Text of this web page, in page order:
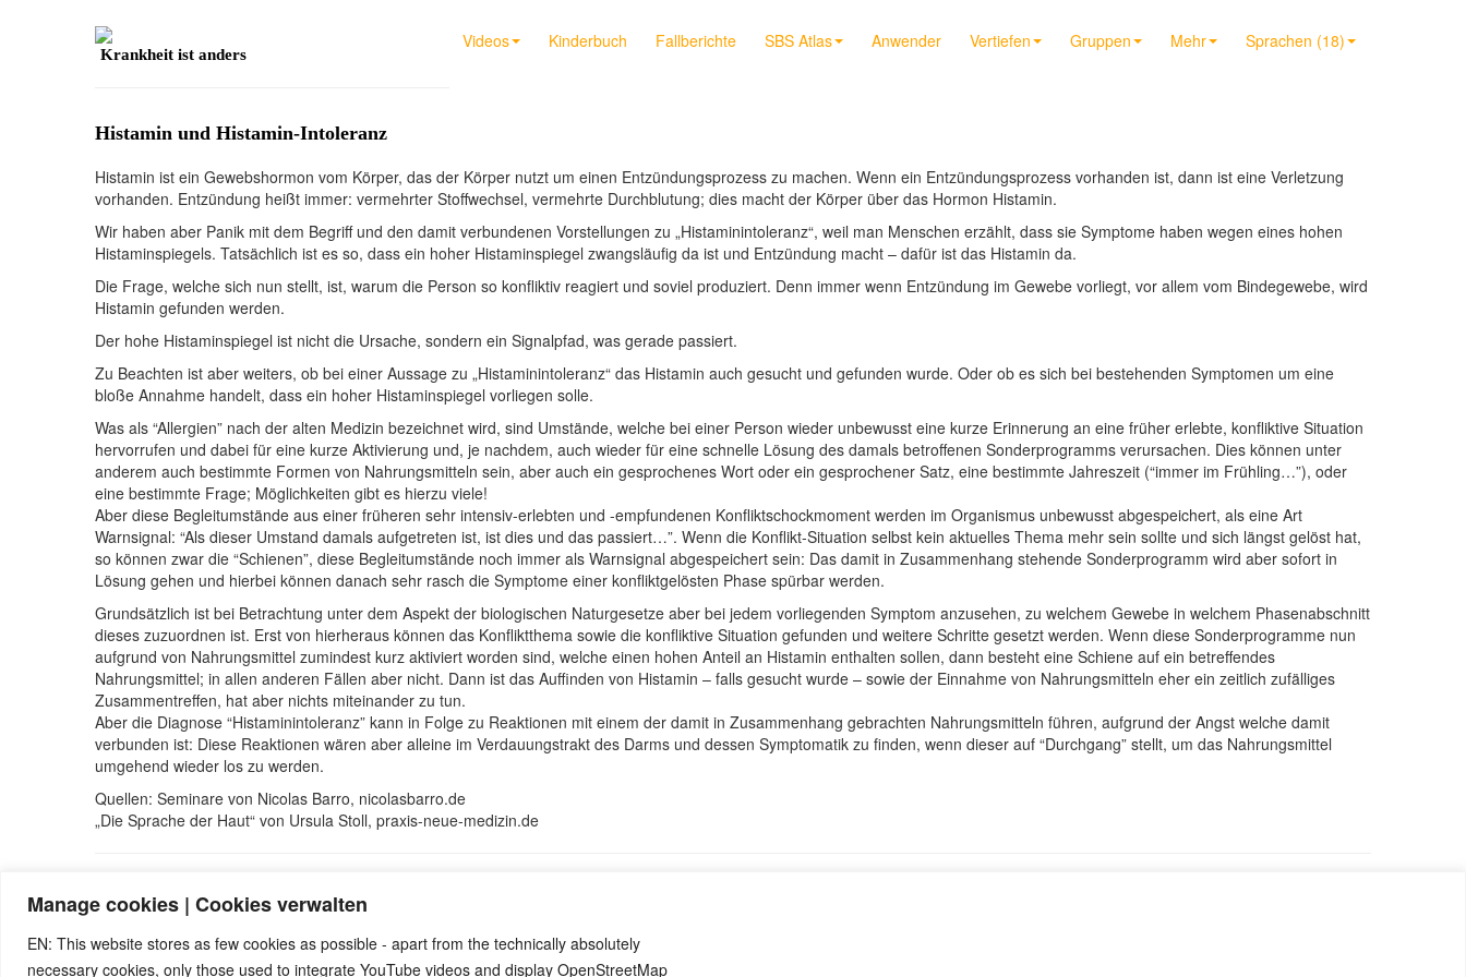
Manage cookies | Cookies verwalten
EN: This website stores as few cookies as possible - apart from the technically absolutely
necessary cookies, only those used to integrate YouTube videos and display OpenStreetMap
Videos Kinderbuch Fallberichte SBS Atlas Anwender Vertiefen Gruppen Mehr Sprachen (18)
Krankheit ist anders
Histamin und Histamin-Intoleranz
Histamin ist ein Gewebshormon vom Körper, das der Körper nutzt um einen Entzündungsprozess zu machen. Wenn ein Entzündungsprozess vorhanden ist, dann ist eine Verletzung
vorhanden. Entzündung heißt immer: vermehrter Stoffwechsel, vermehrte Durchblutung; dies macht der Körper über das Hormon Histamin.
Wir haben aber Panik mit dem Begriff und den damit verbundenen Vorstellungen zu „Histaminintoleranz“, weil man Menschen erzählt, dass sie Symptome haben wegen eines hohen
Histaminspiegels. Tatsächlich ist es so, dass ein hoher Histaminspiegel zwangsläufig da ist und Entzündung macht – dafür ist das Histamin da.
Die Frage, welche sich nun stellt, ist, warum die Person so konfliktiv reagiert und soviel produziert. Denn immer wenn Entzündung im Gewebe vorliegt, vor allem vom Bindegewebe, wird
Histamin gefunden werden.
Der hohe Histaminspiegel ist nicht die Ursache, sondern ein Signalpfad, was gerade passiert.
Zu Beachten ist aber weiters, ob bei einer Aussage zu „Histaminintoleranz“ das Histamin auch gesucht und gefunden wurde. Oder ob es sich bei bestehenden Symptomen um eine
bloße Annahme handelt, dass ein hoher Histaminspiegel vorliegen solle.
Was als “Allergien” nach der alten Medizin bezeichnet wird, sind Umstände, welche bei einer Person wieder unbewusst eine kurze Erinnerung an eine früher erlebte, konfliktive Situation
hervorrufen und dabei für eine kurze Aktivierung und, je nachdem, auch wieder für eine schnelle Lösung des damals betroffenen Sonderprogramms verursachen. Dies können unter
anderem auch bestimmte Formen von Nahrungsmitteln sein, aber auch ein gesprochenes Wort oder ein gesprochener Satz, eine bestimmte Jahreszeit (“immer im Frühling…”), oder
eine bestimmte Frage; Möglichkeiten gibt es hierzu viele!
Aber diese Begleitumstände aus einer früheren sehr intensiv-erlebten und -empfundenen Konfliktschockmoment werden im Organismus unbewusst abgespeichert, als eine Art
Warnsignal: “Als dieser Umstand damals aufgetreten ist, ist dies und das passiert…”. Wenn die Konflikt-Situation selbst kein aktuelles Thema mehr sein sollte und sich längst gelöst hat,
so können zwar die “Schienen”, diese Begleitumstände noch immer als Warnsignal abgespeichert sein: Das damit in Zusammenhang stehende Sonderprogramm wird aber sofort in
Lösung gehen und hierbei können danach sehr rasch die Symptome einer konfliktgelösten Phase spürbar werden.
Grundsätzlich ist bei Betrachtung unter dem Aspekt der biologischen Naturgesetze aber bei jedem vorliegenden Symptom anzusehen, zu welchem Gewebe in welchem Phasenabschnitt
dieses zuzuordnen ist. Erst von hierheraus können das Konfliktthema sowie die konfliktive Situation gefunden und weitere Schritte gesetzt werden. Wenn diese Sonderprogramme nun
aufgrund von Nahrungsmittel zumindest kurz aktiviert worden sind, welche einen hohen Anteil an Histamin enthalten sollen, dann besteht eine Schiene auf ein betreffendes
Nahrungsmittel; in allen anderen Fällen aber nicht. Dann ist das Auffinden von Histamin – falls gesucht wurde – sowie der Einnahme von Nahrungsmitteln eher ein zeitlich zufälliges
Zusammentreffen, hat aber nichts miteinander zu tun.
Aber die Diagnose “Histaminintoleranz” kann in Folge zu Reaktionen mit einem der damit in Zusammenhang gebrachten Nahrungsmitteln führen, aufgrund der Angst welche damit
verbunden ist: Diese Reaktionen wären aber alleine im Verdauungstrakt des Darms und dessen Symptomatik zu finden, wenn dieser auf “Durchgang” stellt, um das Nahrungsmittel
umgehend wieder los zu werden.
Quellen: Seminare von Nicolas Barro, nicolasbarro.de
„Die Sprache der Haut“ von Ursula Stoll, praxis-neue-medizin.de
© 2026 by Ingmar Marquardt